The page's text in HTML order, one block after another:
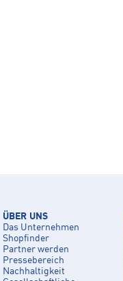
ÜBER UNS
Das Unternehmen
Shopfinder
Partner werden
Pressebereich
Nachhaltigkeit